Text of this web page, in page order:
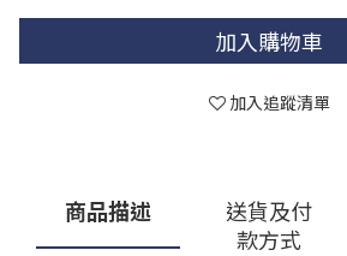
加入購物車
加入追蹤清單
商品描述
送貨及付
款方式